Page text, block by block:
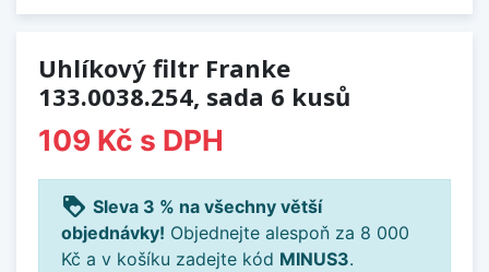
Uhlíkový filtr Franke
133.0038.254, sada 6 kusů
109 Kč s DPH
loyalty Sleva 3 % na všechny větší
objednávky! Objednejte alespoň za 8 000
Kč a v košíku zadejte kód MINUS3.